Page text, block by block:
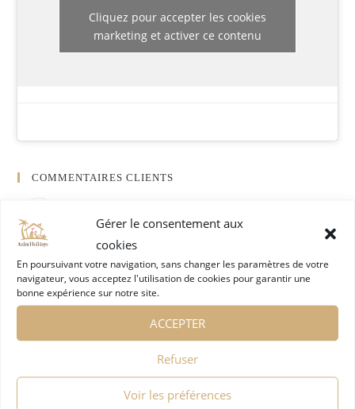
Gérer le consentement aux
cookies
En poursuivant votre navigation, sans changer les paramètres de votre
navigateur, vous acceptez l'utilisation de cookies pour garantir une
bonne expérience sur notre site.
ACCEPTER
Refuser
Voir les préférences
Cliquez pour accepter les cookies
marketing et activer ce contenu
COMMENTAIRES CLIENTS
Basé sur 47 avis
powered byGoo gle
évaluez-nous sur
Grâce à Sophie, nous
sommes partis en totale confiance en
laissant notre Jerk de 15 ans 1/2 dans